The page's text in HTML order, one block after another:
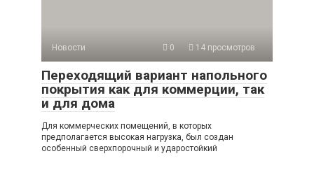
Новости 0 14 просмотров
Переходящий вариант напольного
покрытия как для коммерции, так
и для дома
Для коммерческих помещений, в которых
предполагается высокая нагрузка, был создан
особенный сверхпорочный и ударостойкий